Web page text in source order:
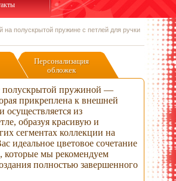
на полускрытой пружине с петлей для ручки
Персонализация
обложек
полускрытой пружиной —
прикреплена к внешней
из
образуя красивую и
сегментах коллекции на
идеальное цветовое сочетание
которые мы рекомендуем
полностью завершенного